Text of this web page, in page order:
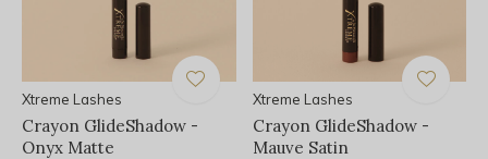
Xtreme Lashes
Crayon GlideShadow -
Onyx Matte
Xtreme Lashes
Crayon GlideShadow -
Mauve Satin